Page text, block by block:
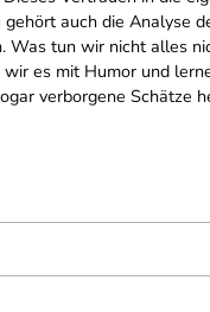
auch die Analyse
Was tun wir nicht alles
es mit Humor und
verborgene Schätze